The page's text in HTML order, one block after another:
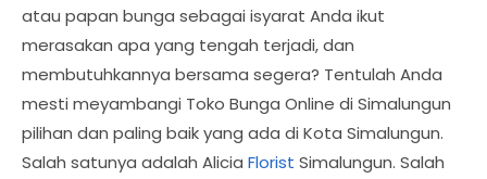
atau papan bunga sebagai isyarat Anda ikut
merasakan apa yang tengah terjadi, dan
membutuhkannya bersama segera? Tentulah Anda
mesti meyambangi Toko Bunga Online di Simalungun
pilihan dan paling baik yang ada di Kota Simalungun.
Salah satunya adalah Alicia Florist Simalungun. Salah